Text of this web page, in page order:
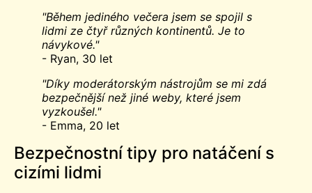
"Během jediného večera jsem se spojil s
lidmi ze čtyř různých kontinentů. Je to
návykové."
- Ryan, 30 let
"Díky moderátorským nástrojům se mi zdá
bezpečnější než jiné weby, které jsem
vyzkoušel."
- Emma, 20 let
Bezpečnostní tipy pro natáčení s
cizími lidmi